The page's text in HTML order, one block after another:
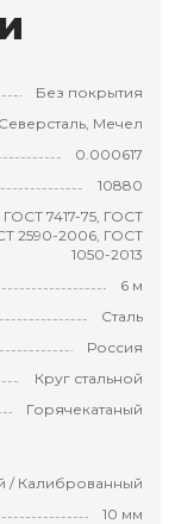
Без покрытия
Мечел
0.000617
10880
ГОСТ 7417-75, ГОСТ
2590-2006, ГОСТ
1050-2013
6 м
Сталь
Россия
Круг стальной
Горячекатаный
/ Калиброванный
10 мм